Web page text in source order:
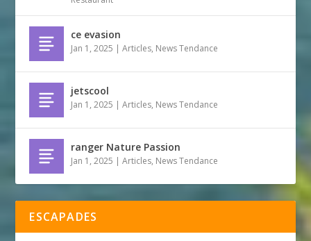
ce evasion
Jan 1, 2025 |Articles, News Tendance
jetscool
Jan 1, 2025 |Articles, News Tendance
ranger Nature Passion
Jan 1, 2025 |Articles, News Tendance
ESCAPADES